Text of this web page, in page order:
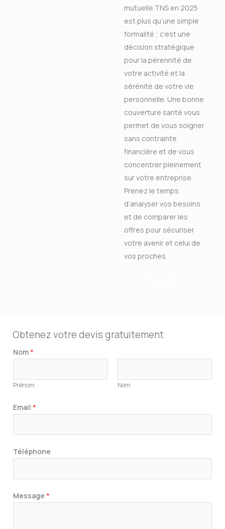
mutuelle TNS en 2025
est plus qu’une simple
formalité ; c’est une
décision stratégique
pour la pérennité de
votre activité et la
sérénité de votre vie
personnelle. Une bonne
couverture santé vous
permet de vous soigner
sans contrainte
financière et de vous
concentrer pleinement
sur votre entreprise.
Prenez le temps
d’analyser vos besoins
et de comparer les
offres pour sécuriser
votre avenir et celui de
vos proches.
Obtenez votre devis gratuitement
Nom *
Prénom Nom
Email *
Téléphone
Message *